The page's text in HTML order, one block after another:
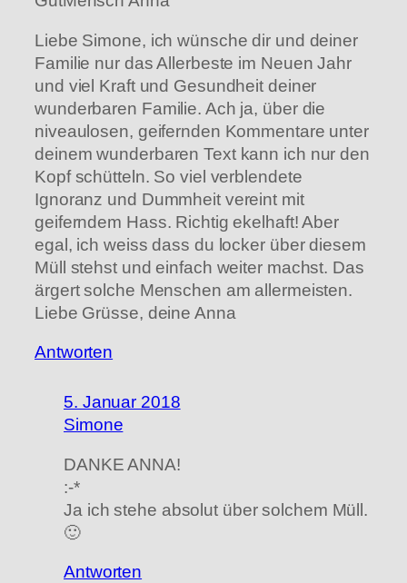
Liebe Simone, ich wünsche dir und deiner
Familie nur das Allerbeste im Neuen Jahr
und viel Kraft und Gesundheit deiner
wunderbaren Familie. Ach ja, über die
niveaulosen, geifernden Kommentare unter
deinem wunderbaren Text kann ich nur den
Kopf schütteln. So viel verblendete
Ignoranz und Dummheit vereint mit
geiferndem Hass. Richtig ekelhaft! Aber
egal, ich weiss dass du locker über diesem
Müll stehst und einfach weiter machst. Das
ärgert solche Menschen am allermeisten.
Liebe Grüsse, deine Anna
Antworten
5. Januar 2018
Simone
DANKE ANNA!
:-*
Ja ich stehe absolut über solchem Müll.
🙂
Antworten